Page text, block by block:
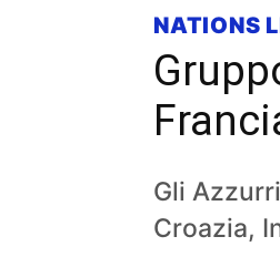
NATIONS
Gli
Croazia,